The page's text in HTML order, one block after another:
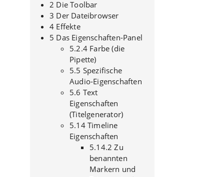
2 Die Toolbar
3 Der Dateibrowser
4 Effekte
5 Das Eigenschaften-Panel
5.2.4 Farbe (die
Pipette)
5.5 Spezifische
Audio-Eigenschaften
5.6 Text
Eigenschaften
(Titelgenerator)
5.14 Timeline
Eigenschaften
5.14.2 Zu
benannten
Markern und